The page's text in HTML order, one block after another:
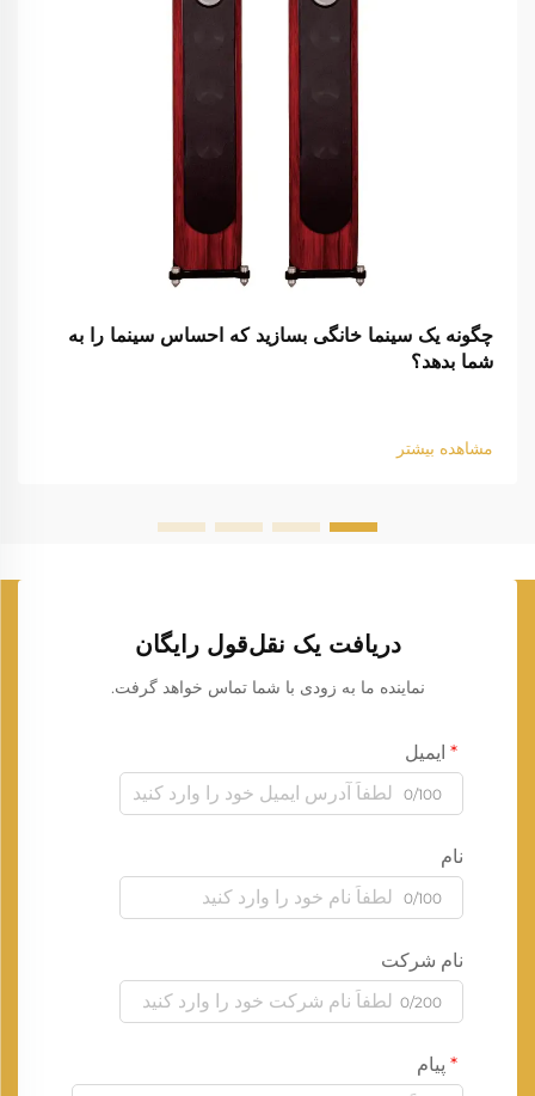
چگونه یک سینما خانگی بسازید که احساس سینما را به
شما بدهد؟
مشاهده بیشتر
دریافت یک نقل‌قول رایگان
نماینده ما به زودی با شما تماس خواهد گرفت.
ایمیل
0/100
نام
0/100
نام شرکت
0/200
پیام